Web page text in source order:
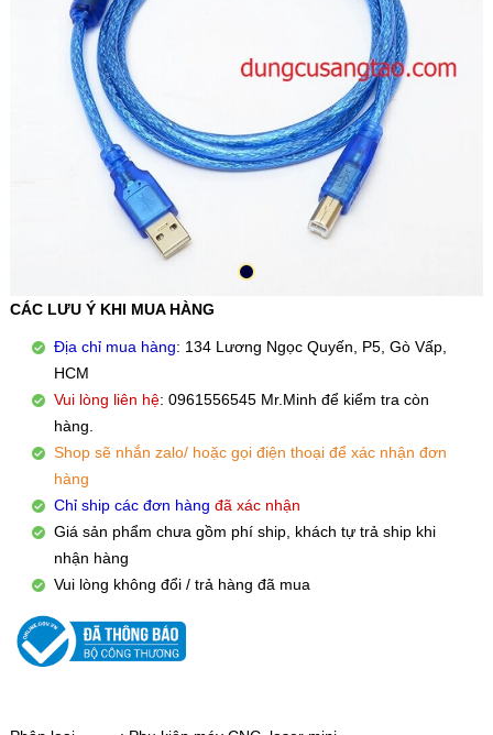
CÁC LƯU Ý KHI MUA HÀNG
Địa chỉ mua hàng: 134 Lương Ngọc Quyến, P5, Gò Vấp,
HCM
Vui lòng liên hệ: 0961556545 Mr.Minh để kiểm tra còn
hàng.
Shop sẽ nhắn zalo/ hoặc gọi điện thoại để xác nhận đơn
hàng
Chỉ ship các đơn hàng đã xác nhận
Giá sản phẩm chưa gồm phí ship, khách tự trả ship khi
nhận hàng
Vui lòng không đổi / trả hàng đã mua